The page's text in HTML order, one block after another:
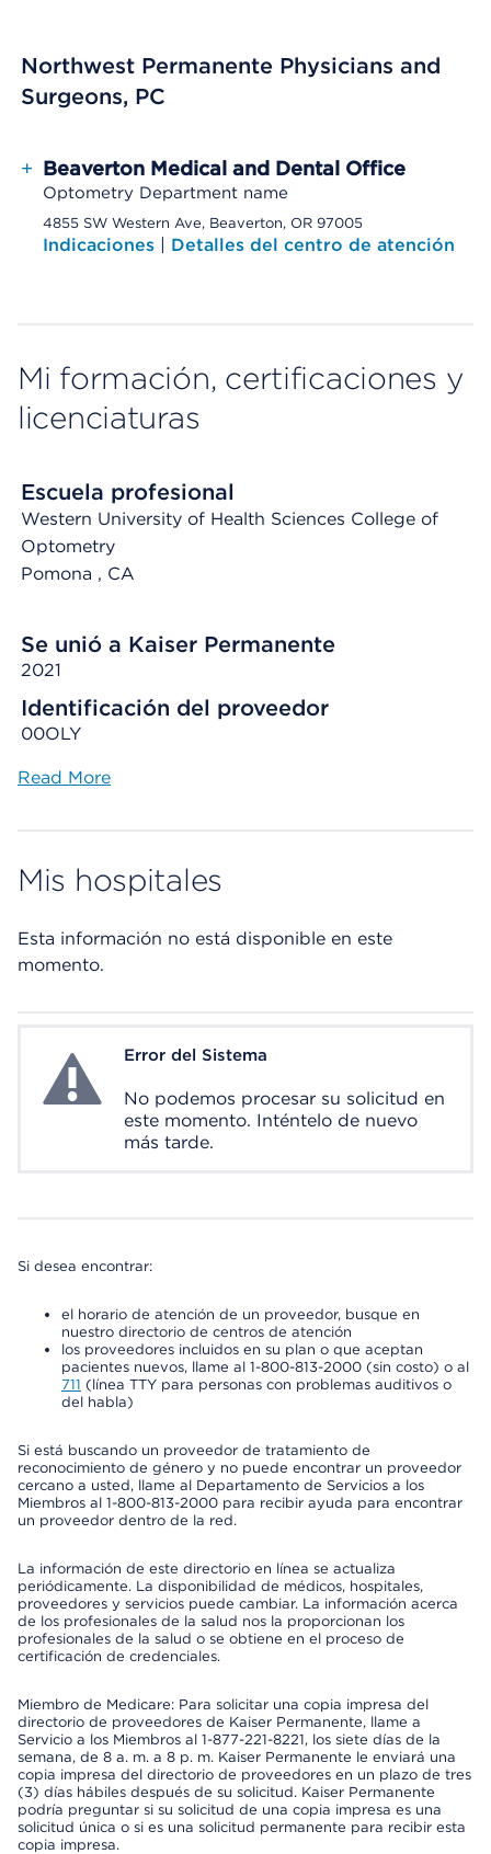
Northwest Permanente Physicians and
Surgeons, PC
+ Beaverton Medical and Dental Office
Optometry Department name
4855 SW Western Ave, Beaverton, OR 97005
Indicaciones | Detalles del centro de atención
Mi formación, certificaciones y
licenciaturas
Escuela profesional
Western University of Health Sciences College of
Optometry
Pomona , CA
Se unió a Kaiser Permanente
2021
Identificación del proveedor
00OLY
Read More
Mis hospitales
Esta información no está disponible en este
momento.
System ErrorError del Sistema
No podemos procesar su solicitud en
este momento. Inténtelo de nuevo
más tarde.
Si desea encontrar:
el horario de atención de un proveedor, busque en
nuestro directorio de centros de atención
los proveedores incluidos en su plan o que aceptan
pacientes nuevos, llame al 1-800-813-2000 (sin costo) o al
711 (línea TTY para personas con problemas auditivos o
del habla)
Si está buscando un proveedor de tratamiento de
reconocimiento de género y no puede encontrar un proveedor
cercano a usted, llame al Departamento de Servicios a los
Miembros al 1-800-813-2000 para recibir ayuda para encontrar
un proveedor dentro de la red.
La información de este directorio en línea se actualiza
periódicamente. La disponibilidad de médicos, hospitales,
proveedores y servicios puede cambiar. La información acerca
de los profesionales de la salud nos la proporcionan los
profesionales de la salud o se obtiene en el proceso de
certificación de credenciales.
Miembro de Medicare: Para solicitar una copia impresa del
directorio de proveedores de Kaiser Permanente, llame a
Servicio a los Miembros al 1-877-221-8221, los siete días de la
semana, de 8 a. m. a 8 p. m. Kaiser Permanente le enviará una
copia impresa del directorio de proveedores en un plazo de tres
(3) días hábiles después de su solicitud. Kaiser Permanente
podría preguntar si su solicitud de una copia impresa es una
solicitud única o si es una solicitud permanente para recibir esta
copia impresa.